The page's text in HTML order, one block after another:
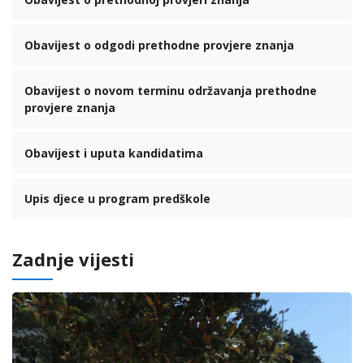
Obavijest o odgodi prethodne provjere znanja
Obavijest o novom terminu održavanja prethodne
provjere znanja
Obavijest i uputa kandidatima
Upis djece u program predškole
Zadnje vijesti